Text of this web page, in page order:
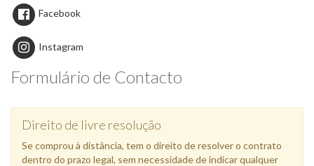
Facebook
Instagram
Formulário de Contacto
Direito de livre resolução
Se comprou à distância, tem o direito de resolver o contrato
dentro do prazo legal, sem necessidade de indicar qualquer